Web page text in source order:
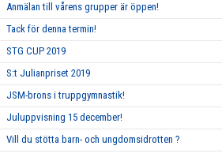
Anmälan till vårens grupper är öppen!
Tack för denna termin!
STG CUP 2019
S:t Julianpriset 2019
JSM-brons i truppgymnastik!
Juluppvisning 15 december!
Vill du stötta barn- och ungdomsidrotten ?